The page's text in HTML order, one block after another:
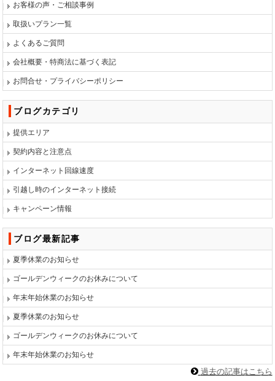
お客様の声・ご相談事例
取扱いプラン一覧
よくあるご質問
会社概要・特商法に基づく表記
お問合せ・プライバシーポリシー
ブログカテゴリ
提供エリア
契約内容と注意点
インターネット回線速度
引越し時のインターネット接続
キャンペーン情報
ブログ最新記事
夏季休業のお知らせ
ゴールデンウィークのお休みについて
年末年始休業のお知らせ
夏季休業のお知らせ
ゴールデンウィークのお休みについて
年末年始休業のお知らせ
過去の記事はこちら